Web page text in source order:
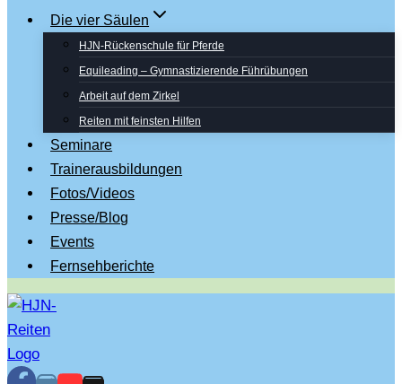
Die vier Säulen
HJN-Rückenschule für Pferde
Equileading – Gymnastizierende Führübungen
Arbeit auf dem Zirkel
Reiten mit feinsten Hilfen
Seminare
Trainerausbildungen
Fotos/Videos
Presse/Blog
Events
Fernsehberichte